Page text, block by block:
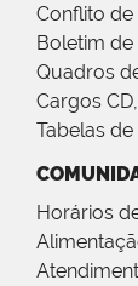
Conflito de
Boletim de
Quadros
Cargos
Tabelas
Horários